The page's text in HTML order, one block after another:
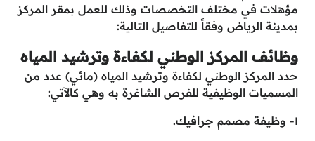
مؤهلات في مختلف التخصصات وذلك للعمل بمقر المركز
بمدينة الرياض وفقاً للتفاصيل التالية:
وظائف المركز الوطني لكفاءة وترشيد المياه
حدد المركز الوطني لكفاءة وترشيد المياه (مائي) عدد من
المسميات الوظيفية للفرص الشاغرة به وهي كالآتي:
١- وظيفة مصمم جرافيك.